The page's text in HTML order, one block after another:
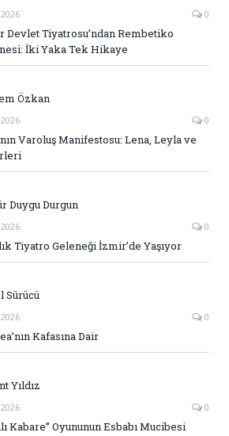
0
Devlet Tiyatrosu’ndan Rembetiko
İki Yaka Tek Hikaye
Özkan
0
Varoluş Manifestosu: Lena, Leyla ve
Duygu Durgun
0
Tiyatro Geleneği İzmir’de Yaşıyor
Sürücü
0
Kafasına Dair
Yıldız
0
Kabare” Oyununun Esbabı Mucibesi